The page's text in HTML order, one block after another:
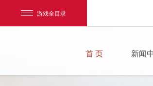
游戏全目录
首 页 新闻